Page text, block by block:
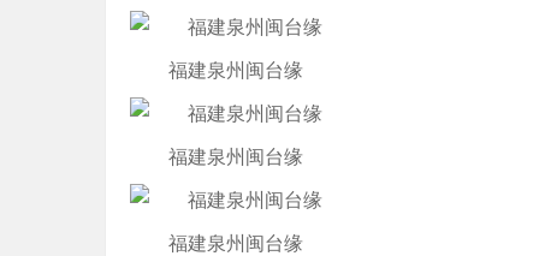
福建泉州闽台缘
福建泉州闽台缘
福建泉州闽台缘